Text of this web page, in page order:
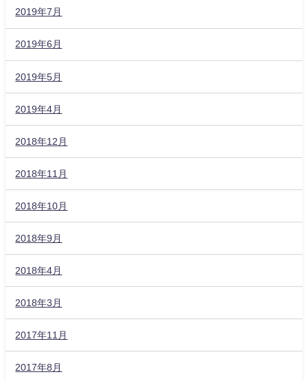
2019年7月
2019年6月
2019年5月
2019年4月
2018年12月
2018年11月
2018年10月
2018年9月
2018年4月
2018年3月
2017年11月
2017年8月